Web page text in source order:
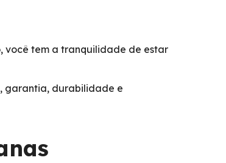
você tem a tranquilidade de estar
garantia, durabilidade e